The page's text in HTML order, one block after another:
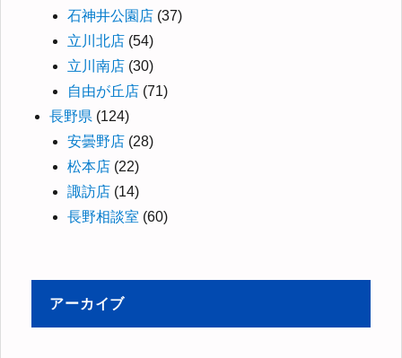
石神井公園店 (37)
立川北店 (54)
立川南店 (30)
自由が丘店 (71)
長野県 (124)
安曇野店 (28)
松本店 (22)
諏訪店 (14)
長野相談室 (60)
アーカイブ